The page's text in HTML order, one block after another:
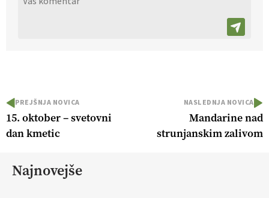
PREJŠNJA NOVICA
15. oktober – svetovni
dan kmetic
NASLEDNJA NOVICA
Mandarine nad
strunjanskim zalivom
Najnovejše